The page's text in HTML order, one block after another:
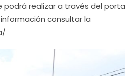
podrá realizar a través del
consultar la